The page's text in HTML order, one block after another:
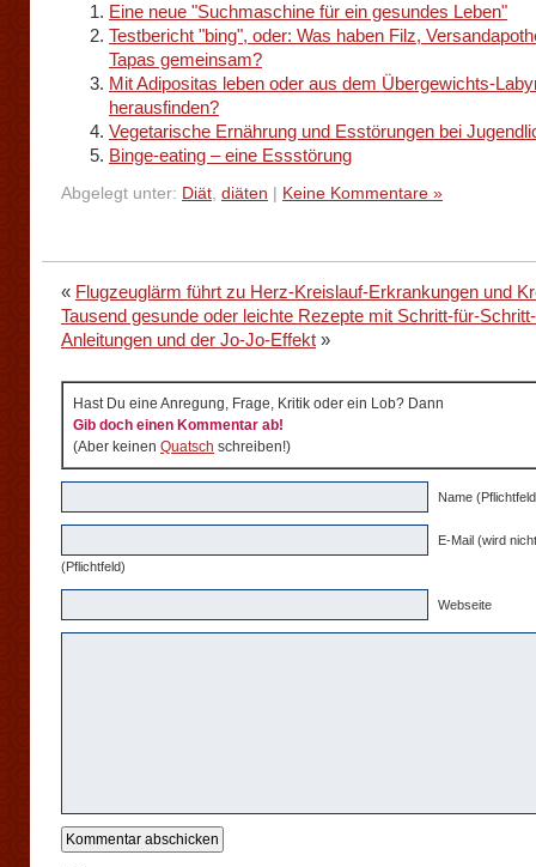
Eine neue "Suchmaschine für ein gesundes Leben"
Testbericht "bing", oder: Was haben Filz,
Tapas gemeinsam?
Mit Adipositas leben oder aus dem Übergewichts-
herausfinden?
Vegetarische Ernährung und Esstörungen bei
Binge-eating – eine Essstörung
Abgelegt unter: Diät, diäten Keine Kommentare »
« Flugzeuglärm führt zu Herz-Kreislauf-Erkrankungen und
Tausend gesunde oder leichte Rezepte mit Schritt-für-Schritt-
Anleitungen und der Jo-Jo-Effekt »
Hast Du eine Anregung, Frage, Kritik oder ein Lob? Dann
Gib doch einen Kommentar ab!
(Aber keinen Quatsch schreiben!)
Name
E-Mail (wird
(Pflichtfeld)
Webseite